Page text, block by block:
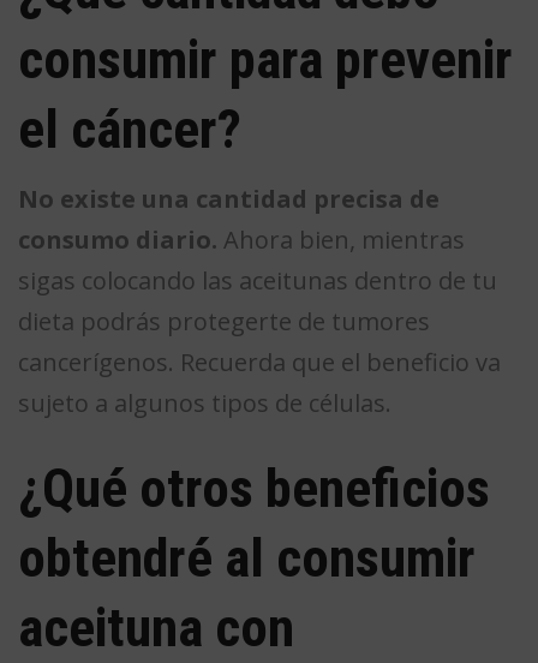
consumir para prevenir
el cáncer?
No existe una cantidad precisa de
consumo diario. Ahora bien, mientras
sigas colocando las aceitunas dentro de tu
dieta podrás protegerte de tumores
cancerígenos. Recuerda que el beneficio va
sujeto a algunos tipos de células.
¿Qué otros beneficios
obtendré al consumir
aceituna con